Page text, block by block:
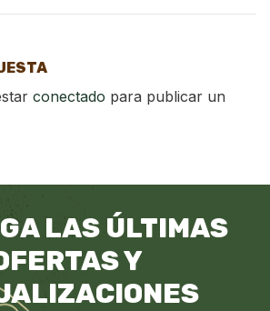
conectado para publicar un
LAS ÚLTIMAS
Y